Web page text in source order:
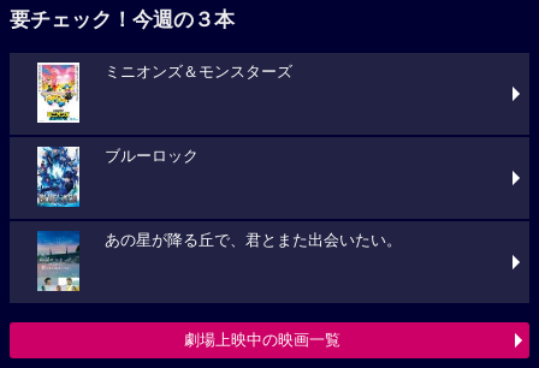
要チェック！今週の３本
ミニオンズ＆モンスターズ
ブルーロック
あの星が降る丘で、君とまた出会いたい。
劇場上映中の映画一覧